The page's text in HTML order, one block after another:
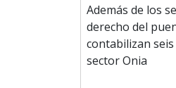
Además de los
derecho del
contabilizan
sector Onia